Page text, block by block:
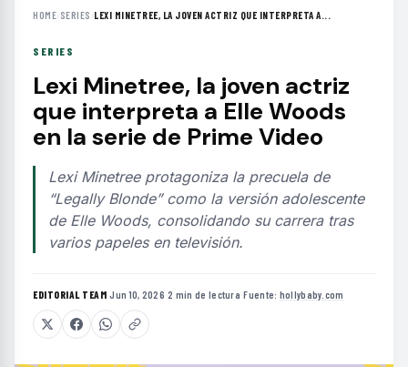
HOME› SERIES ›LEXI MINETREE, LA JOVEN ACTRIZ QUE INTERPRETA A...
SERIES
Lexi Minetree, la joven actriz
que interpreta a Elle Woods
en la serie de Prime Video
Lexi Minetree protagoniza la precuela de
“Legally Blonde” como la versión adolescente
de Elle Woods, consolidando su carrera tras
varios papeles en televisión.
EDITORIAL TEAM·Jun 10, 2026·2 min de lectura·Fuente: hollybaby.com